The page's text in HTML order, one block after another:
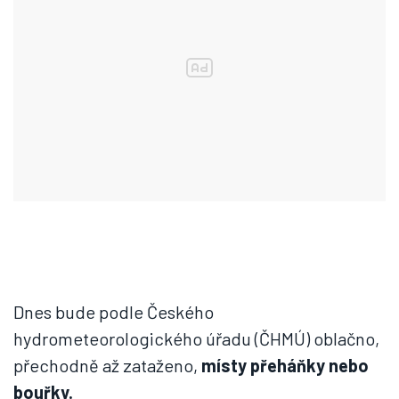
Dnes bude podle Českého
hydrometeorologického úřadu (ČHMÚ) oblačno,
přechodně až zataženo, místy přeháňky nebo
bouřky.